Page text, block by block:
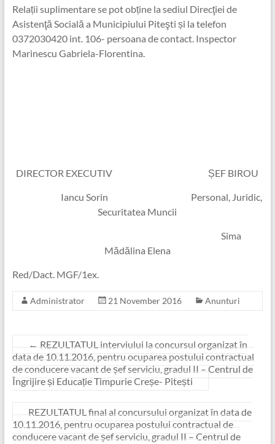
Relații suplimentare se pot obține la sediul Direcţiei de
Asistenţă Socială a Municipiului Piteşti și la telefon
0372030420 int. 106- persoana de contact. Inspector
Marinescu Gabriela-Florentina.
DIRECTOR EXECUTIV ȘEF BIROU
Iancu Sorin Personal, Juridic,
Securitatea Muncii
Sima
Mădălina Elena
Red/Dact. MGF/1ex.
Administrator 21 November 2016 Anunturi
← REZULTATUL interviului la concursul organizat în
data de 10.11.2016, pentru ocuparea postului contractual
de conducere vacant de șef serviciu, gradul II – Centrul de
Îngrijire și Educație Timpurie Creșe- Pitești
REZULTATUL final al concursului organizat în data de
10.11.2016, pentru ocuparea postului contractual de
conducere vacant de șef serviciu, gradul II – Centrul de